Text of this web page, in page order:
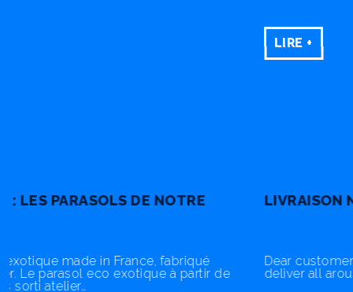
LIVRAISON NATIONALE ET INTERNATIONALE
Dear customers foreigner... We are happy to be able to
deliver all around the world...